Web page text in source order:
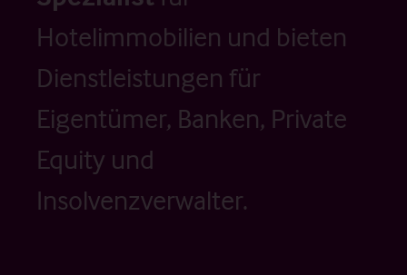
Hotelimmobilien und bieten
Dienstleistungen für
Eigentümer, Banken, Private
Equity und
Insolvenzverwalter.